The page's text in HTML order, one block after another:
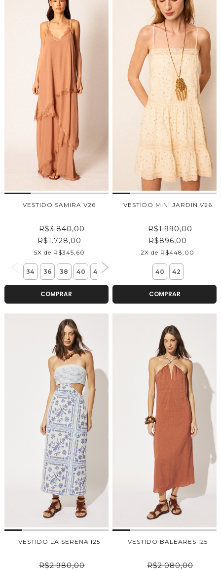
VESTIDO SAMIRA V26
R$3.840,00
R$1.728,00
5X de R$345,60
34 36 38 40 42
COMPRAR
VESTIDO MINI JARDIN V26
R$1.990,00
R$896,00
2X de R$448,00
40 42
COMPRAR
VESTIDO LA SERENA I25
R$2.980,00
VESTIDO BALEARES I25
R$2.080,00